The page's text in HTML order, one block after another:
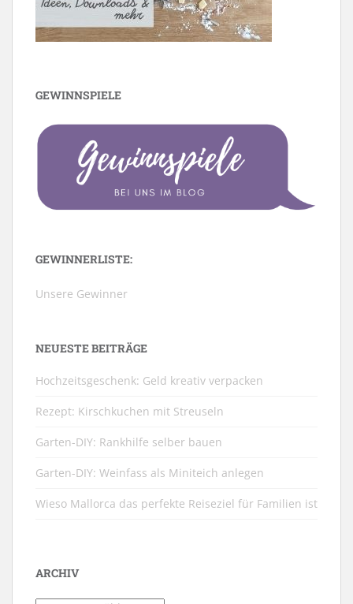
GEWINNSPIELE
GEWINNERLISTE:
Unsere Gewinner
NEUESTE BEITRÄGE
Hochzeitsgeschenk: Geld kreativ verpacken
Rezept: Kirschkuchen mit Streuseln
Garten-DIY: Rankhilfe selber bauen
Garten-DIY: Weinfass als Miniteich anlegen
Wieso Mallorca das perfekte Reiseziel für Familien ist
ARCHIV